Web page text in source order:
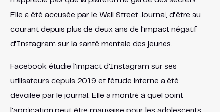
Elle a été accusée par le Wall Street Journal, d’être au
courant depuis plus de deux ans de l’impact négatif
d’Instagram sur la santé mentale des jeunes.
Facebook étudie l’impact d’Instagram sur ses
utilisateurs depuis 2019 et l’étude interne a été
dévoilée par le journal. Elle a montré à quel point
l’application peut être mauvaise pour les adolescents